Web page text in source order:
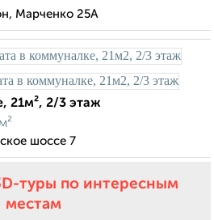
Марченко 25А
21м², 2/3 этаж
шоссе 7
туры по интересным
местам